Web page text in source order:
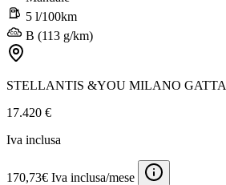
5 l/100km
B (113 g/km)
STELLANTIS &YOU MILANO
17.420 €
Iva inclusa
170,73€ Iva inclusa/mese